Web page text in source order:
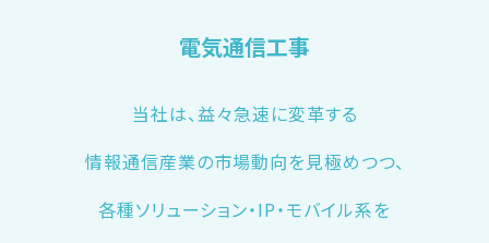
電気通信工事
当社は、益々急速に変革する
情報通信産業の市場動向を見極めつつ、
各種ソリューション・IP・モバイル系を